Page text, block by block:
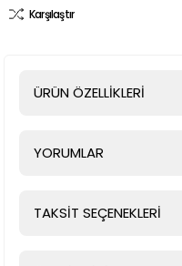
Karşılaştır
ÜRÜN ÖZELLİKLERİ
YORUMLAR
TAKSİT SEÇENEKLERİ